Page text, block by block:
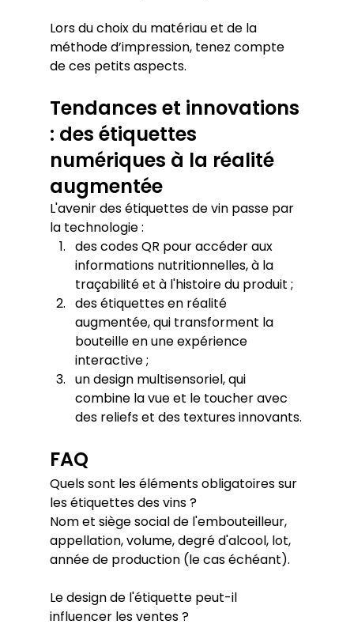
Lors du choix du matériau et de la
méthode d’impression, tenez compte
de ces petits aspects.
Tendances et innovations
: des étiquettes
numériques à la réalité
augmentée
L'avenir des étiquettes de vin passe par
la technologie :
des codes QR pour accéder aux
informations nutritionnelles, à la
traçabilité et à l'histoire du produit ;
des étiquettes en réalité
augmentée, qui transforment la
bouteille en une expérience
interactive ;
un design multisensoriel, qui
combine la vue et le toucher avec
des reliefs et des textures innovants.
FAQ
Quels sont les éléments obligatoires sur
les étiquettes des vins ?
Nom et siège social de l'embouteilleur,
appellation, volume, degré d'alcool, lot,
année de production (le cas échéant).
Le design de l'étiquette peut-il
influencer les ventes ?